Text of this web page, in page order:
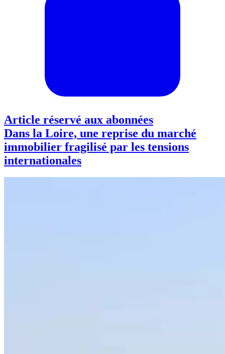
Article réservé aux abonnées
Dans la Loire, une reprise du marché
immobilier fragilisé par les tensions
internationales